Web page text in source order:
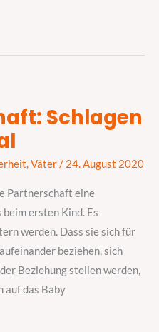
Schlagen
,Väter/ 24. August 2020
Partnerschaft eine
ersten Kind. Es
werden. Dass sie sich für
beziehen, sich
Beziehung stellen werden,
auf das Baby